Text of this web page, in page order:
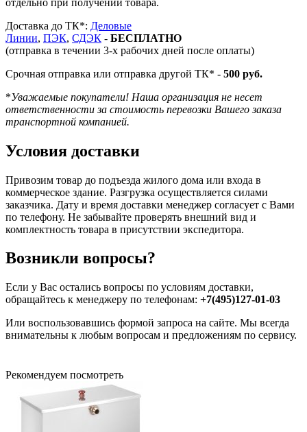
Доставка до ТК*: Деловые
Линии, ПЭК, СДЭК - БЕСПЛАТНО
(отправка в течении 3-х рабочих дней после оплаты)
Срочная отправка или отправка другой ТК* - 500 руб.
*Уважаемые покупатели! Наша организация не несет
ответственности за стоимость перевозки Вашего заказа
транспортной компанией.
Условия доставки
Привозим товар до подъезда жилого дома или входа в
коммерческое здание. Разгрузка осуществляется силами
заказчика. Дату и время доставки менеджер согласует с Вами
по телефону. Не забывайте проверять внешний вид и
комплектность товара в присутствии экспедитора.
Возникли вопросы?
Если у Вас остались вопросы по условиям доставки,
обращайтесь к менеджеру по телефонам: +7(495)127-01-03
Или воспользовавшись формой запроса на сайте. Мы всегда
внимательны к любым вопросам и предложениям по сервису.
Рекомендуем посмотреть